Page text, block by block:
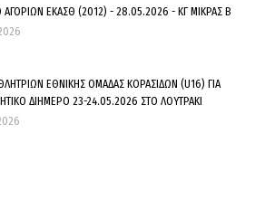
ΑΓΟΡΙΩΝ ΕΚΑΣΘ (2012) - 28.05.2026 - ΚΓ ΜΙΚΡΑΣ Β
ΕΘΝΙΚΗΣ ΟΜΑΔΑΣ ΚΟΡΑΣΙΔΩΝ (U16) ΓΙΑ
ΔΙΗΜΕΡΟ 23-24.05.2026 ΣΤΟ ΛΟΥΤΡΑΚΙ